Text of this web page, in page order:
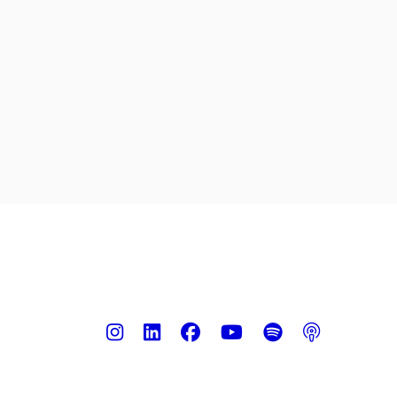
Instagram
LinkedIn
Facebook
Youtube
Spotify